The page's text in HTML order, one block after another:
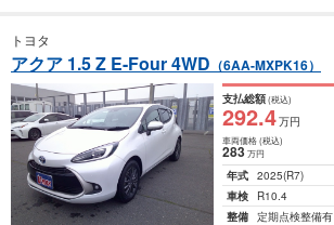
トヨタ
アクア 1.5 Z E-Four 4WD （6AA-MXPK16）
支払総額(税込)
292.4万円
車両価格(税込)
283万円
年式 2025(R7)
車検
R10.4
整備 定期点検整備有